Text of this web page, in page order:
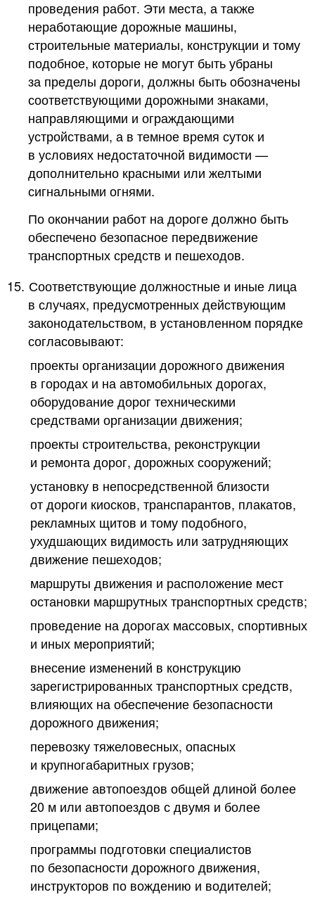
проведения работ. Эти места, а также
неработающие дорожные машины,
строительные материалы, конструкции и тому
подобное, которые не могут быть убраны
за пределы дороги, должны быть обозначены
соответствующими дорожными знаками,
направляющими и ограждающими
устройствами, а в темное время суток и
в условиях недостаточной видимости —
дополнительно красными или желтыми
сигнальными огнями.
По окончании работ на дороге должно быть
обеспечено безопасное передвижение
транспортных средств и пешеходов.
15. Соответствующие должностные и иные лица
в случаях, предусмотренных действующим
законодательством, в установленном порядке
согласовывают:
проекты организации дорожного движения
в городах и на автомобильных дорогах,
оборудование дорог техническими
средствами организации движения;
проекты строительства, реконструкции
и ремонта дорог, дорожных сооружений;
установку в непосредственной близости
от дороги киосков, транспарантов, плакатов,
рекламных щитов и тому подобного,
ухудшающих видимость или затрудняющих
движение пешеходов;
маршруты движения и расположение мест
остановки маршрутных транспортных средств;
проведение на дорогах массовых, спортивных
и иных мероприятий;
внесение изменений в конструкцию
зарегистрированных транспортных средств,
влияющих на обеспечение безопасности
дорожного движения;
перевозку тяжеловесных, опасных
и крупногабаритных грузов;
движение автопоездов общей длиной более
20 м или автопоездов с двумя и более
прицепами;
программы подготовки специалистов
по безопасности дорожного движения,
инструкторов по вождению и водителей;